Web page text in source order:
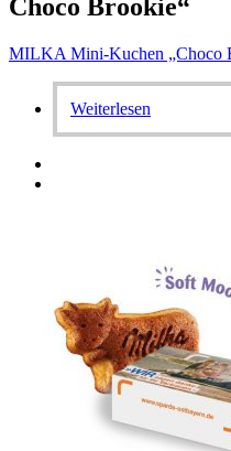
Choco Brookie“
MILKA Mini-Kuchen „Choco
Weiterlesen